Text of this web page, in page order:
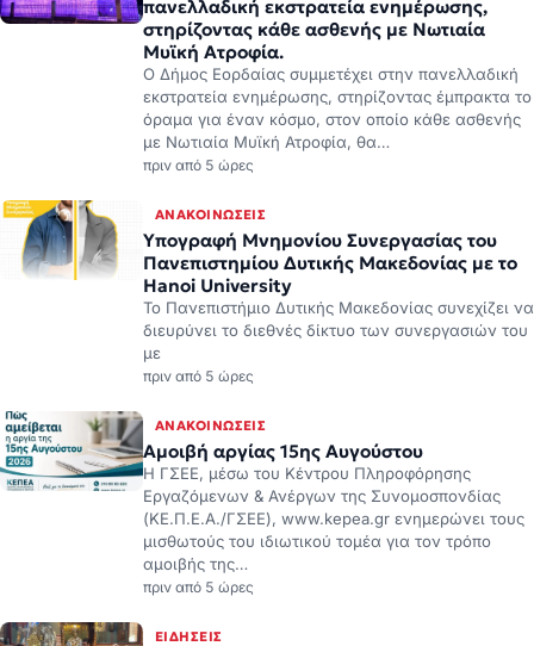
πανελλαδική εκστρατεία ενημέρωσης,
στηρίζοντας κάθε ασθενής με Νωτιαία
Μυϊκή Ατροφία.
Ο Δήμος Εορδαίας συμμετέχει στην πανελλαδική
εκστρατεία ενημέρωσης, στηρίζοντας έμπρακτα το
όραμα για έναν κόσμο, στον οποίο κάθε ασθενής
με Νωτιαία Μυϊκή Ατροφία, θα…
πριν από 5 ώρες
ΑΝΑΚΟΙΝΏΣΕΙΣ
Υπογραφή Μνημονίου Συνεργασίας του
Πανεπιστημίου Δυτικής Μακεδονίας με το
Hanoi University
Το Πανεπιστήμιο Δυτικής Μακεδονίας συνεχίζει να
διευρύνει το διεθνές δίκτυο των συνεργασιών του
με
πριν από 5 ώρες
ΑΝΑΚΟΙΝΏΣΕΙΣ
Αμοιβή αργίας 15ης Αυγούστου
Η ΓΣΕΕ, μέσω του Κέντρου Πληροφόρησης
Εργαζόμενων & Ανέργων της Συνομοσπονδίας
(ΚΕ.Π.Ε.Α./ΓΣΕΕ), www.kepea.gr ενημερώνει τους
μισθωτούς του ιδιωτικού τομέα για τον τρόπο
αμοιβής της…
πριν από 5 ώρες
ΕΙΔΉΣΕΙΣ